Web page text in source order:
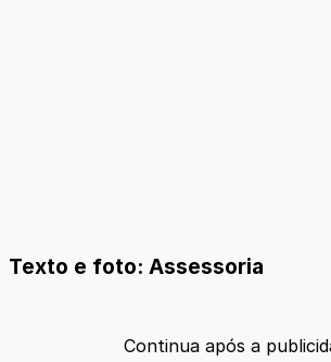
Texto e foto: Assessoria
Continua após a